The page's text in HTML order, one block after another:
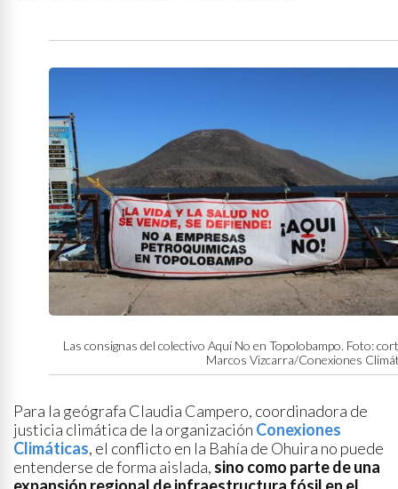
Las consignas del colectivo Aquí No en Topolobampo. Foto:
Marcos Vizcarra/Conexiones
Para la geógrafa Claudia Campero, coordinadora de
justicia climática de la organización Conexiones
Climáticas, el conflicto en la Bahía de Ohuira no puede
entenderse de forma aislada, sino como parte de una